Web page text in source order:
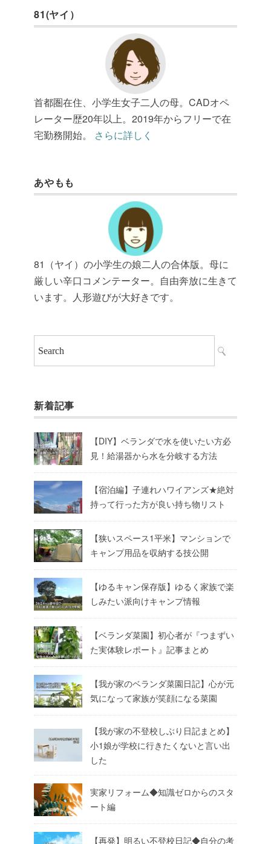
81(ヤイ）
首都圏在住、小学生女子二人の母。CADオペ
レーター歴20年以上。2019年からフリーで在
宅勤務開始。 さらに詳しく
あやもも
81（ヤイ）の小学生の娘二人の合体版。母に
厳しい辛口コメンテーター。自由奔放に生きて
います。人形遊びが大好きです。
新着記事
【DIY】ベランダで水を使いたい方必
見！給湯器から水を分岐する方法
【宿泊編】子連れハワイアンズ★絶対
持って行った方が良い持ち物リスト
【狭いスペース1平米】マンションで
キャンプ用品を収納する技公開
【ゆるキャン保存版】ゆるく家族で楽
しみたい派向けキャンプ情報
【ベランダ菜園】初心者が『つまずい
た実体験レポート』記事まとめ
【我が家のベランダ菜園日記】心が元
気になって家族が笑顔になる菜園
【我が家の不登校しぶり日記まとめ】
小1娘が学校に行きたくないと言い出
した
実家リフォーム◆知識ゼロからのスタ
ート編
【再発】明るい不登校日記◆自分の考